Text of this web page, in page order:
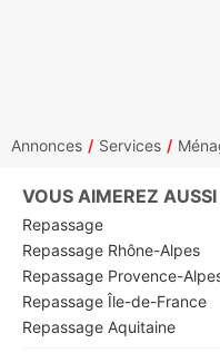
Annonces Services
VOUS AIMEREZ AUSSI
Repassage
Repassage Rhône-Alpes
Repassage Provence-
Repassage Île-de-France
Repassage Aquitaine